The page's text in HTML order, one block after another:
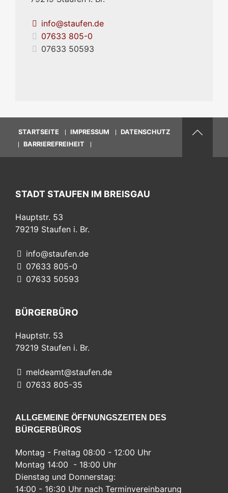
info@staufen.de
07633 805-0
07633 50593
STARTSEITE IMPRESSUM
DATENSCHUTZ
BARRIEREFREIHEIT
STADT STAUFEN IM BREISGAU
Hauptstr. 53
79219 Staufen i. Br.
info@staufen.de
07633 805-0
07633 50593
BÜRGERBÜRO
Hauptstr. 53
79219 Staufen i. Br.
meldeamt@staufen.de
07633 805-35
ALLGEMEINE ÖFFNUNGSZEITEN DES
BÜRGERBÜROS
Montag - Freitag 08:00 - 12:00 Uhr
Montag 14:00 - 18:00 Uhr
Dienstag und Donnerstag:
14:00 - 16:30 Uhr nach Terminvereinbarung